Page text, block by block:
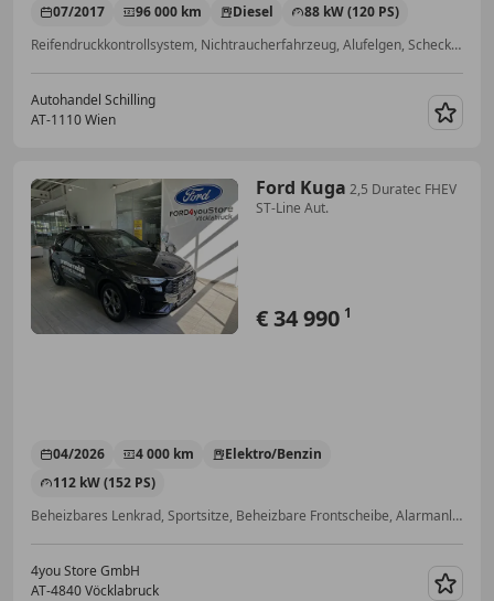
07/2017 96 000 km Diesel
88 kW (120 PS)
Reifendruckkontrollsystem, Nichtraucherfahrzeug, Alufelgen, Scheckheftgepflegt, Einparkhilfe Sensoren vorne, Bordcomputer, Lordosenstütze, Lederlenkrad
Autohandel Schilling
AT-1110 Wien
Ford Kuga 2,5 Duratec FHEV
ST-Line Aut.
€ 34 990 1
04/2026 4 000 km
Elektro/Benzin
112 kW (152 PS)
Beheizbares Lenkrad, Sportsitze, Beheizbare Frontscheibe, Alarmanlage, Induktionsladen für Smartphones, Beifahrerairbag, Kurvenlicht, Sportpaket
4you Store GmbH
AT-4840 Vöcklabruck